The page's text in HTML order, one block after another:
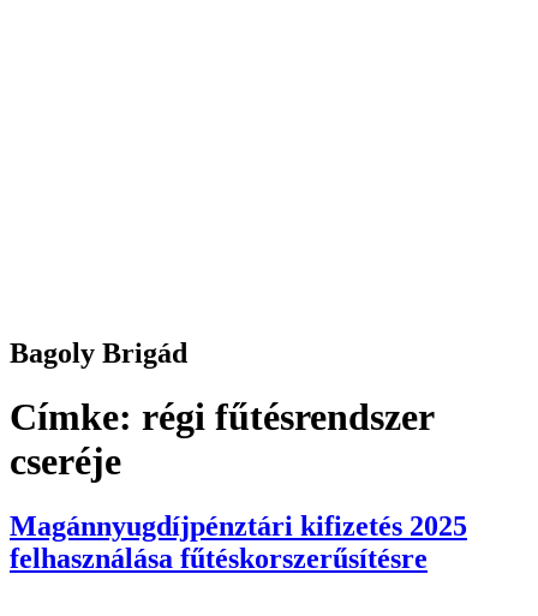
Bagoly Brigád
Címke: régi fűtésrendszer
cseréje
Magánnyugdíjpénztári kifizetés 2025
felhasználása fűtéskorszerűsítésre